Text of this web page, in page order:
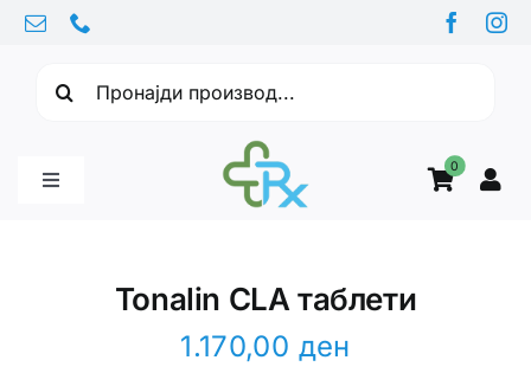
Skip
content
0
Toggle
Tonalin CLA таблети
1.170,00 ден